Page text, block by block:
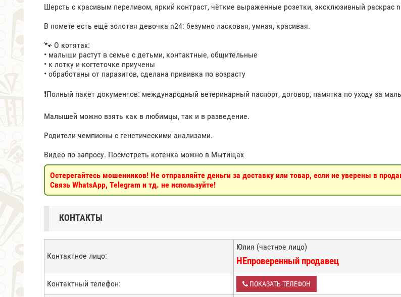
Шерсть с красивым переливом, яркий контраст, чёткие выраженные розетки, эксклюзивный раскрас
В помете есть ещё золотая девочка n24: безумно ласковая, умная, красивая.
🐾 О котятах:
• малыши растут в семье с детьми, контактные, общительные
• к лотку и когтеточке приучены
• обработаны от паразитов, сделана прививка по возрасту
❗️Полный пакет документов: международный ветеринарный паспорт, договор, памятка по уходу за
Малышей можно взять как в любимцы, так и в разведение.
Родители чемпионы с генетическими анализами.
Видео по запросу. Посмотреть котенка можно в Мытищах
Остерегайтесь мошенников! Не отправляйте деньги за доставку или товар, если не уверены в
Связь WhatsApp, Telegram и тд. не используйте!
КОНТАКТЫ
Контактное лицо:
Юлия (частное лицо)
НЕпроверенный продавец
Контактный телефон: ПОКАЗАТЬ ТЕЛЕФОН